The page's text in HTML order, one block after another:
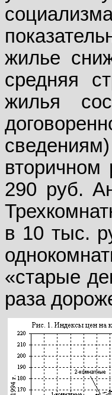
жилье
средняя
жилья
вторичном
290 руб.
в 10 тыс.
«старые
раза